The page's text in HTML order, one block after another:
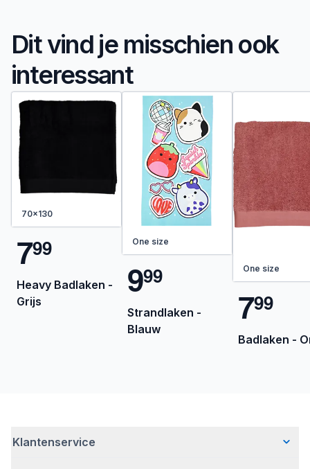
Dit vind je misschien ook
interessant
70x130
799
Heavy Badlaken -
Grijs
One size
999
Strandlaken -
Blauw
One size
799
Badlaken -
Klantenservice